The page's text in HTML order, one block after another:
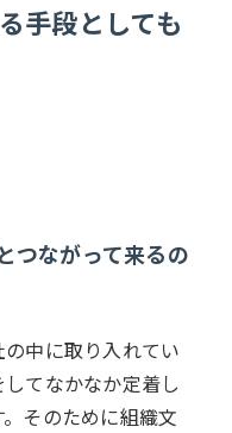
手段としても
つながって来るの
中に取り入れてい
てなかなか定着し
そのために組織文